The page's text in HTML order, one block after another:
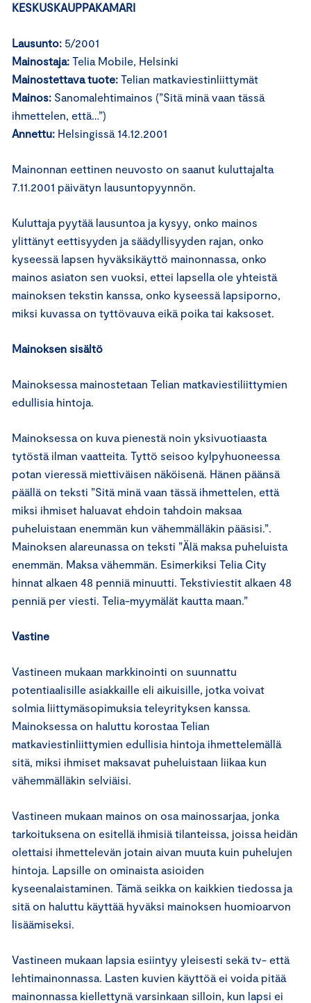
KESKUSKAUPPAKAMARI
Lausunto: 5/2001
Mainostaja: Telia Mobile, Helsinki
Mainostettava tuote: Telian matkaviestinliittymät
Mainos: Sanomalehtimainos (”Sitä minä vaan tässä
ihmettelen, että…”)
Annettu: Helsingissä 14.12.2001
Mainonnan eettinen neuvosto on saanut kuluttajalta
7.11.2001 päivätyn lausuntopyynnön.
Kuluttaja pyytää lausuntoa ja kysyy, onko mainos
ylittänyt eettisyyden ja säädyllisyyden rajan, onko
kyseessä lapsen hyväksikäyttö mainonnassa, onko
mainos asiaton sen vuoksi, ettei lapsella ole yhteistä
mainoksen tekstin kanssa, onko kyseessä lapsiporno,
miksi kuvassa on tyttövauva eikä poika tai kaksoset.
Mainoksen sisältö
Mainoksessa mainostetaan Telian matkaviestiliittymien
edullisia hintoja.
Mainoksessa on kuva pienestä noin yksivuotiaasta
tytöstä ilman vaatteita. Tyttö seisoo kylpyhuoneessa
potan vieressä miettiväisen näköisenä. Hänen päänsä
päällä on teksti ”Sitä minä vaan tässä ihmettelen, että
miksi ihmiset haluavat ehdoin tahdoin maksaa
puheluistaan enemmän kun vähemmälläkin pääsisi.”.
Mainoksen alareunassa on teksti ”Älä maksa puheluista
enemmän. Maksa vähemmän. Esimerkiksi Telia City
hinnat alkaen 48 penniä minuutti. Tekstiviestit alkaen 48
penniä per viesti. Telia-myymälät kautta maan.”
Vastine
Vastineen mukaan markkinointi on suunnattu
potentiaalisille asiakkaille eli aikuisille, jotka voivat
solmia liittymäsopimuksia teleyrityksen kanssa.
Mainoksessa on haluttu korostaa Telian
matkaviestinliittymien edullisia hintoja ihmettelemällä
sitä, miksi ihmiset maksavat puheluistaan liikaa kun
vähemmälläkin selviäisi.
Vastineen mukaan mainos on osa mainossarjaa, jonka
tarkoituksena on esitellä ihmisiä tilanteissa, joissa heidän
olettaisi ihmettelevän jotain aivan muuta kuin puhelujen
hintoja. Lapsille on ominaista asioiden
kyseenalaistaminen. Tämä seikka on kaikkien tiedossa ja
sitä on haluttu käyttää hyväksi mainoksen huomioarvon
lisäämiseksi.
Vastineen mukaan lapsia esiintyy yleisesti sekä tv- että
lehtimainonnassa. Lasten kuvien käyttöä ei voida pitää
mainonnassa kiellettynä varsinkaan silloin, kun lapsi ei